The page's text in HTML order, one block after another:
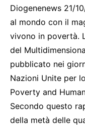
Diogenenews 21/
al mondo con il
vivono in povertà.
del
pubblicato nei
Nazioni Unite per
Poverty and
Secondo questo
della metà delle